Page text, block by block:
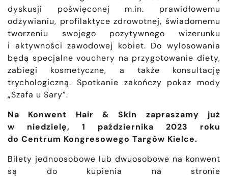
dyskusji poświęconej m.in. prawidłowemu
odżywianiu, profilaktyce zdrowotnej, świadomemu
tworzeniu swojego pozytywnego wizerunku
i aktywności zawodowej kobiet. Do wylosowania
będą specjalne vouchery na przygotowanie diety,
zabiegi kosmetyczne, a także konsultację
trychologiczną. Spotkanie zakończy pokaz mody
„Szafa u Sary”.
Na Konwent Hair & Skin zapraszamy już
w niedzielę, 1 października 2023 roku
do Centrum Kongresowego Targów Kielce.
Bilety jednoosobowe lub dwuosobowe na konwent
są do kupienia na stronie